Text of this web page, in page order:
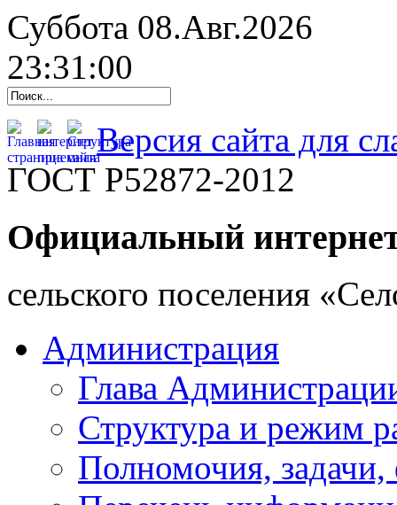
Суббота 08.Авг.2026
23:31:01
Версия сайта для
ГОСТ Р52872-2012
Официальный
cельского поселения
Администрация
Глава
Структура и режим
Полномочия,